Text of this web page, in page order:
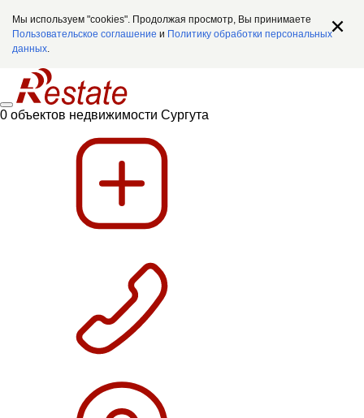
Мы используем "cookies". Продолжая просмотр, Вы принимаете
Пользовательское соглашение и Политику обработки персональных
данных.
0 объектов недвижимости Сургута